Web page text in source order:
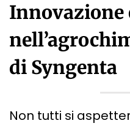
Innovazione
di Syngenta
Non tutti si